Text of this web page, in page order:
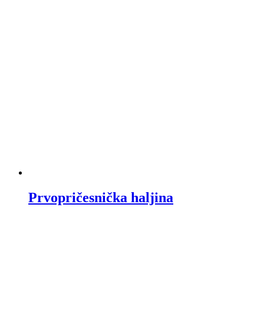
Prvopričesnička haljina